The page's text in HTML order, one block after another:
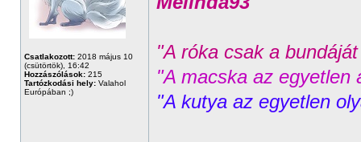
Csatlakozott: 2018 május 10
(csütörtök), 16:42
Hozzászólások: 215
Tartózkodási hely: Valahol
Európában ;)
"A róka csak a
"A macska az egyetlen
"A kutya az egyetlen